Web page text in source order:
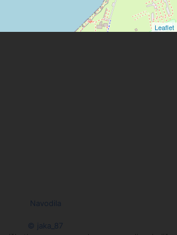
Leaflet
Navodila
© jaka_87